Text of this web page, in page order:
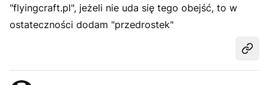
"flyingcraft.pl", jeżeli nie uda się tego obejść, to w
ostateczności dodam "przedrostek"